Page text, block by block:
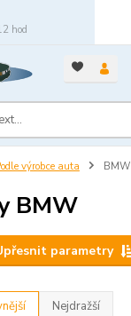
hod
výrobce auta BMW
BMW
parametry
Nejdražší